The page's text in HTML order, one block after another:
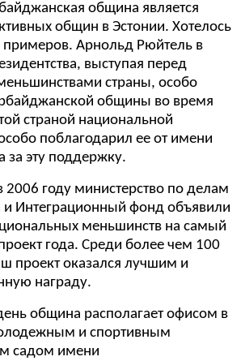
община является
общин в Эстонии. Хотелось
примеров. Арнольд Рюйтель в
выступая перед
страны, особо
общины во время
страной национальной
поблагодарил ее от имени
за эту поддержку.
2006 году министерство по делам
и Интеграционный фонд объявили
меньшинств на самый
года. Среди более чем 100
проект оказался лучшим и
награду.
община располагает офисом в
и спортивным
садом имени